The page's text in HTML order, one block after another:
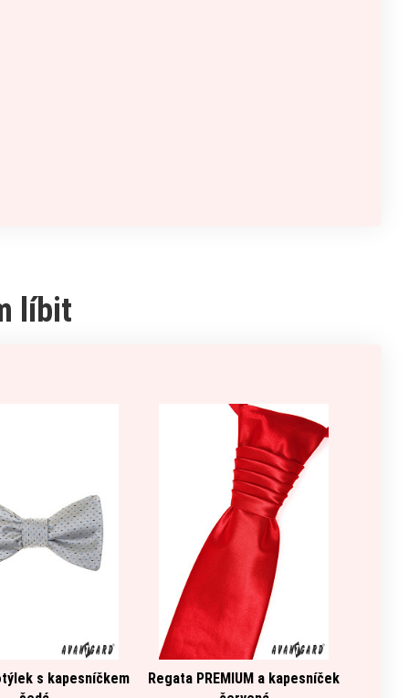
líbit
s kapesníčkem
Regata PREMIUM a kapesníček